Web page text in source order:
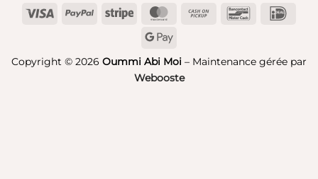
Visa PayPal Stripe MasterCard
Cash
Bancontact
Copyright © 2026 Oummi Abi Moi – Maintenance gérée par
Webooste